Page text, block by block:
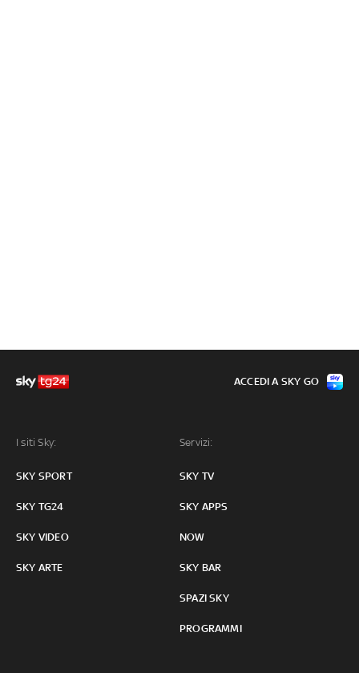
I siti Sky:
SKY SPORT
SKY TG24
SKY VIDEO
SKY ARTE
Servizi:
SKY TV
SKY APPS
NOW
SKY BAR
SPAZI SKY
PROGRAMMI
ACCEDI A SKY GO